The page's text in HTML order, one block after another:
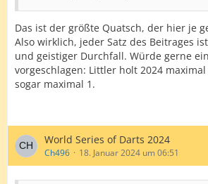
Das ist der größte Quatsch, der hier je
Also wirklich, jeder Satz des Beitrages
und geistiger Durchfall. Würde gerne
vorgeschlagen: Littler holt 2024
sogar maximal 1.
World Series of Darts 2024
Ch496 18. Januar 2024 um 06:51